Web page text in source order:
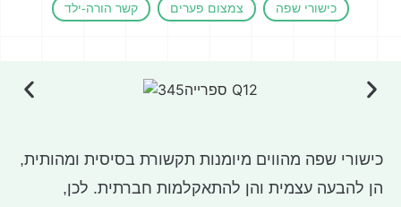
כישורי שפה צמצום פערים קשר הורה-ילד
כישורי שפה מהווים מיומנות תקשורת בסיסית ומהותית,
הן להבעה עצמית והן להתאקלמות חברתית. לכן,